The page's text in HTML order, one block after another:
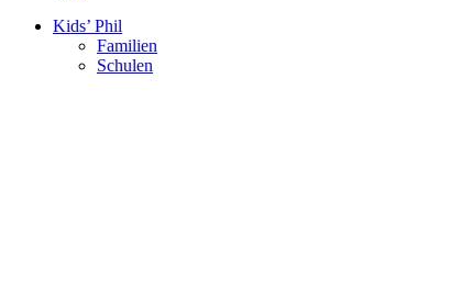
Kids’ Phil
Familien
Schulen